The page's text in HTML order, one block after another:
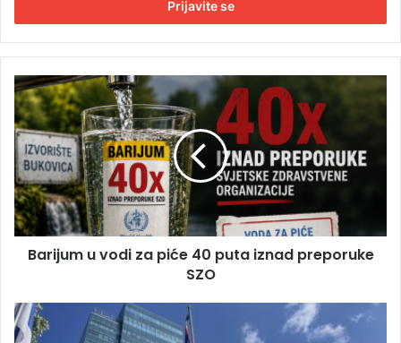
i
t
E
m
a
a
d
r
e
B
a
r
u
m
u
v
z
a
Barijum u vodi za piće 40 puta iznad preporuke
SZO
V
l